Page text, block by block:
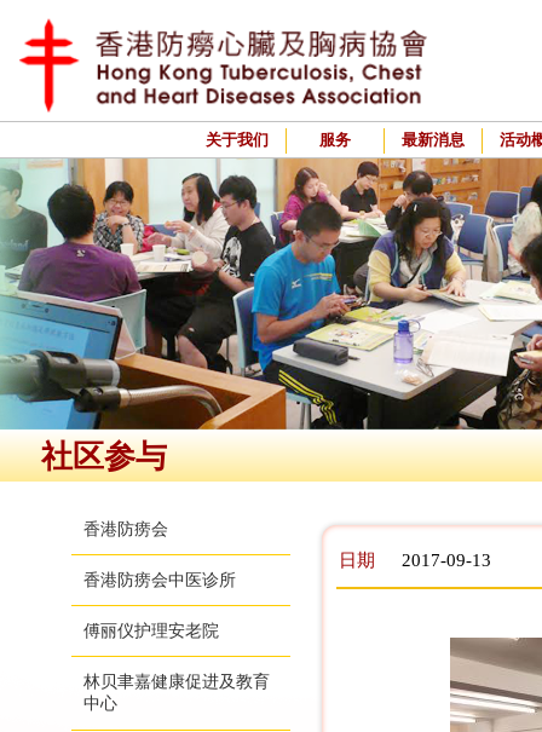
关于我们 服务 最新消息 活动
社区参与
香港防痨会
香港防痨会中医诊所
傅丽仪护理安老院
林贝聿嘉健康促进及教育
中心
日期 2017-09-13